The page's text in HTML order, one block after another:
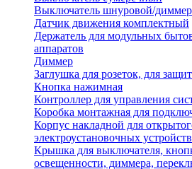
Выключатель шнуровой/диммер
Датчик движения комплектный
Держатель для модульных
аппаратов
Диммер
Заглушка для розеток, для
Кнопка нажимная
Контроллер для управления
Коробка монтажная для
Корпус накладной для
электроустановочных устройств
Крышка для выключателя,
освещенности, диммера,